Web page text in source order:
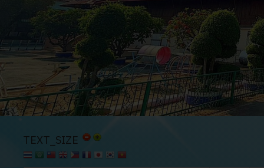
TEXT_SIZE